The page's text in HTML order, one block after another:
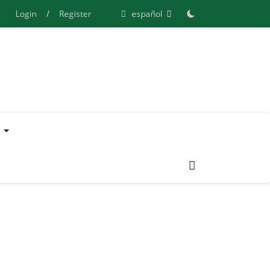
Login / Register español